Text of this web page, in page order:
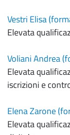
Vestri Elisa
Elevata
Voliani Andrea
Elevata
iscrizioni e
Elena Zarone
Elevata